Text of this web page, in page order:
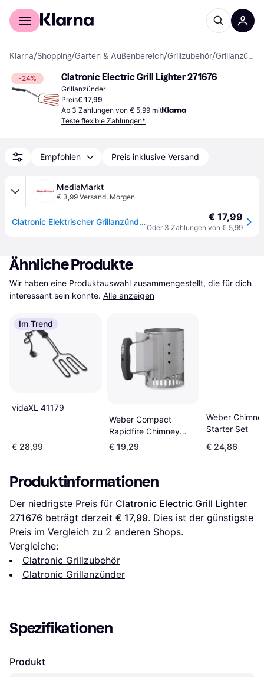
Für Shopper
Klarna/Shopping/Garten & Außenbereich/Grillzubehör/ Grillanzünder
-24% Clatronic Electric Grill Lighter 271676
Grillanzünder
Preis€ 17,99
Ab 3 Zahlungen von € 5,99 mit
Teste flexible Zahlungen*
Empfohlen Preis inklusive Versand
MediaMarkt
€ 3,99 Versand, Morgen
Clatronic Elektrischer Grillanzünder EGA 3404 elektrischer Grillanzünder, schwarz (800 Watt) € 17,99
Oder 3 Zahlungen von € 5,99
Ähnliche Produkte
Wir haben eine Produktauswahl zusammengestellt, die für dich
interessant sein könnte. Alle anzeigen
Im Trend
vidaXL 41179
€ 28,99
Weber Compact
Rapidfire Chimney
Starter 7447
€ 19,29
Weber
Starter Set
€ 24,86
Produktinformationen
Der niedrigste Preis für Clatronic Electric Grill Lighter
271676 beträgt derzeit € 17,99. Dies ist der günstigste
Preis im Vergleich zu 2 anderen Shops.
Vergleiche:
Clatronic Grillzubehör
Clatronic Grillanzünder
Spezifikationen
Produkt